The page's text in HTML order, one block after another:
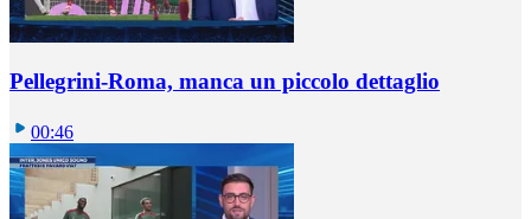
Pellegrini-Roma, manca un piccolo dettaglio
00:46